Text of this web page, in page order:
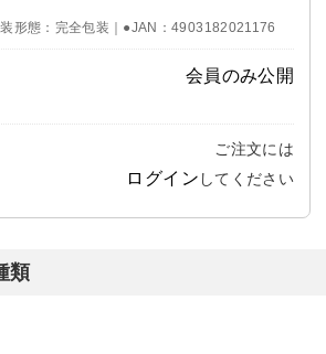
形態：完全包装｜●JAN：4903182021176
会員のみ公開
ご注文には
ログイン してください
類